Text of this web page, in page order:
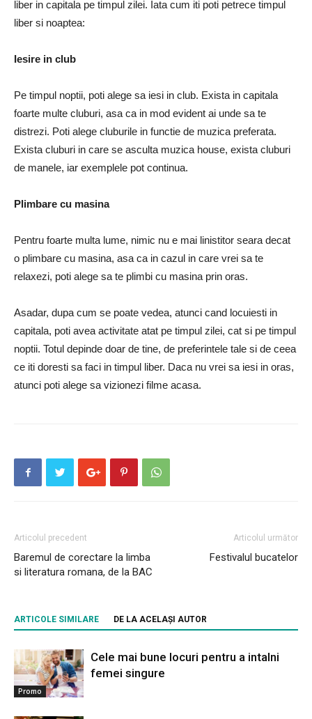
liber in capitala pe timpul zilei. Iata cum iti poti petrece timpul
liber si noaptea:
Iesire in club
Pe timpul noptii, poti alege sa iesi in club. Exista in capitala
foarte multe cluburi, asa ca in mod evident ai unde sa te
distrezi. Poti alege cluburile in functie de muzica preferata.
Exista cluburi in care se asculta muzica house, exista cluburi
de manele, iar exemplele pot continua.
Plimbare cu masina
Pentru foarte multa lume, nimic nu e mai linistitor seara decat
o plimbare cu masina, asa ca in cazul in care vrei sa te
relaxezi, poti alege sa te plimbi cu masina prin oras.
Asadar, dupa cum se poate vedea, atunci cand locuiesti in
capitala, poti avea activitate atat pe timpul zilei, cat si pe timpul
noptii. Totul depinde doar de tine, de preferintele tale si de ceea
ce iti doresti sa faci in timpul liber. Daca nu vrei sa iesi in oras,
atunci poti alege sa vizionezi filme acasa.
Articolul precedent
Baremul de corectare la limba
si literatura romana, de la BAC
Articolul următor
Festivalul bucatelor
ARTICOLE SIMILARE DE LA ACELAȘI AUTOR
Promo
Cele mai bune locuri pentru a intalni
femei singure